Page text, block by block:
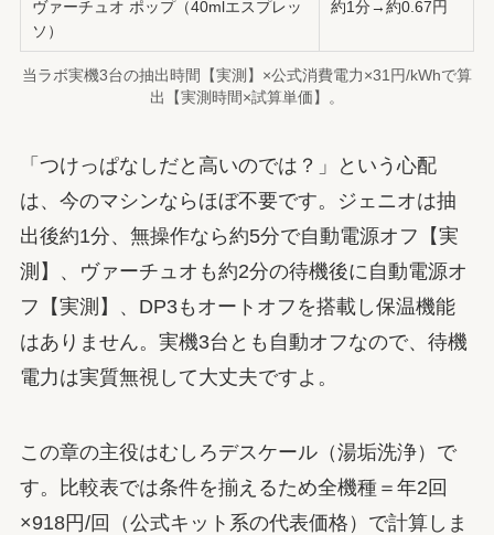
ヴァーチュオ ポップ（40mlエスプレッ
ソ）
約1分→約0.67円
当ラボ実機3台の抽出時間【実測】×公式消費電力×31円/kWhで算
出【実測時間×試算単価】。
「つけっぱなしだと高いのでは？」という心配
は、今のマシンならほぼ不要です。ジェニオは抽
出後約1分、無操作なら約5分で自動電源オフ【実
測】、ヴァーチュオも約2分の待機後に自動電源オ
フ【実測】、DP3もオートオフを搭載し保温機能
はありません。実機3台とも自動オフなので、待機
電力は実質無視して大丈夫ですよ。
この章の主役はむしろデスケール（湯垢洗浄）で
す。比較表では条件を揃えるため全機種＝年2回
×918円/回（公式キット系の代表価格）で計算しま